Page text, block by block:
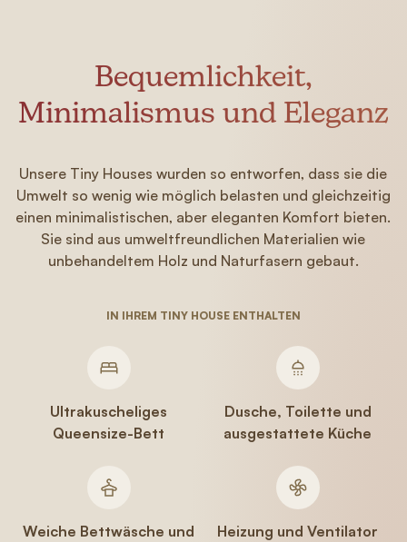
Bequemlichkeit,
Minimalismus und Eleganz
Unsere Tiny Houses wurden so entworfen, dass sie die
Umwelt so wenig wie möglich belasten und gleichzeitig
einen minimalistischen, aber eleganten Komfort bieten.
Sie sind aus umweltfreundlichen Materialien wie
unbehandeltem Holz und Naturfasern gebaut.
IN IHREM TINY HOUSE ENTHALTEN
Ultrakuscheliges
Queensize-Bett
Dusche, Toilette und
ausgestattete Küche
Weiche Bettwäsche und
Heizung und Ventilator